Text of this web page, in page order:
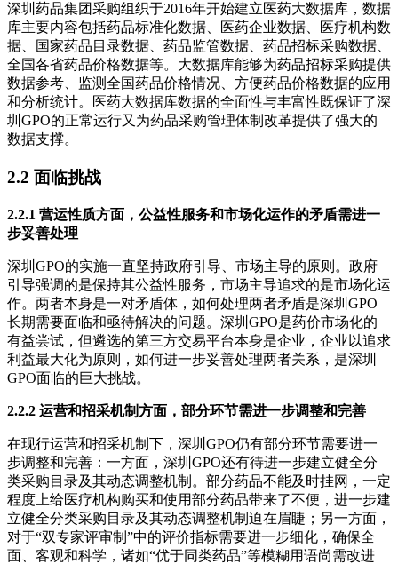
深圳药品集团采购组织于2016年开始建立医药大数据库，数据
库主要内容包括药品标准化数据、医药企业数据、医疗机构数
据、国家药品目录数据、药品监管数据、药品招标采购数据、
全国各省药品价格数据等。大数据库能够为药品招标采购提供
数据参考、监测全国药品价格情况、方便药品价格数据的应用
和分析统计。医药大数据库数据的全面性与丰富性既保证了深
圳GPO的正常运行又为药品采购管理体制改革提供了强大的
数据支撑。
2.2 面临挑战
2.2.1 营运性质方面，公益性服务和市场化运作的矛盾需进一
步妥善处理
深圳GPO的实施一直坚持政府引导、市场主导的原则。政府
引导强调的是保持其公益性服务，市场主导追求的是市场化运
作。两者本身是一对矛盾体，如何处理两者矛盾是深圳GPO
长期需要面临和亟待解决的问题。深圳GPO是药价市场化的
有益尝试，但遴选的第三方交易平台本身是企业，企业以追求
利益最大化为原则，如何进一步妥善处理两者关系，是深圳
GPO面临的巨大挑战。
2.2.2 运营和招采机制方面，部分环节需进一步调整和完善
在现行运营和招采机制下，深圳GPO仍有部分环节需要进一
步调整和完善：一方面，深圳GPO还有待进一步建立健全分
类采购目录及其动态调整机制。部分药品不能及时挂网，一定
程度上给医疗机构购买和使用部分药品带来了不便，进一步建
立健全分类采购目录及其动态调整机制迫在眉睫；另一方面，
对于“双专家评审制”中的评价指标需要进一步细化，确保全
面、客观和科学，诸如“优于同类药品”等模糊用语尚需改进